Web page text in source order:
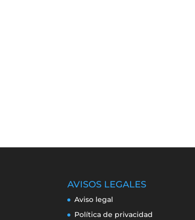
AVISOS LEGALES
Aviso legal
Política de privacidad